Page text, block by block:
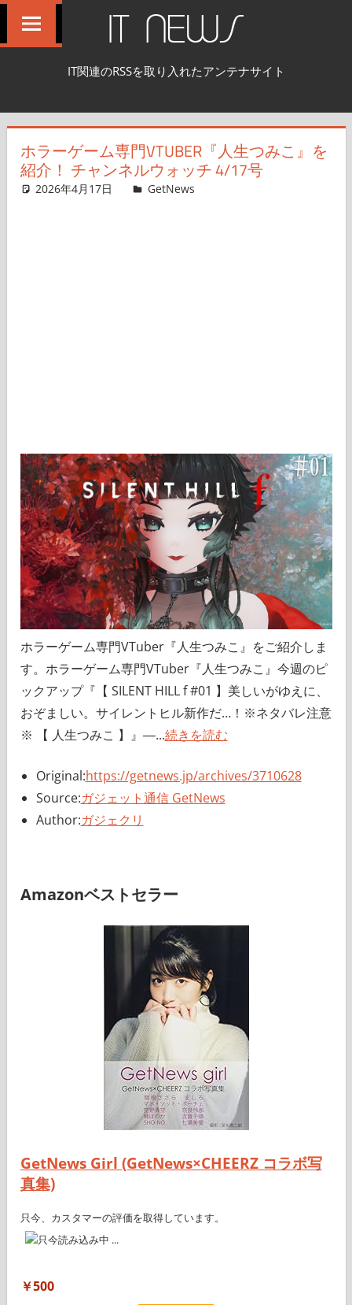
へ
IT NEWS
IT関連のRSSを取り入れたアンテナサイト
ホラーゲーム専門VTUBER『人生つみこ』を
紹介！ チャンネルウォッチ 4/17号
2026年4月17日 ガジェクリ
GetNews
ホラーゲーム専門VTuber『人生つみこ』をご紹介しま
す。ホラーゲーム専門VTuber『人生つみこ』今週のピ
ックアップ『【 SILENT HILL f #01 】美しいがゆえに、
おぞましい。サイレントヒル新作だ…！※ネタバレ注意
※ 【 人生つみこ 】』―...続きを読む
Original:https://getnews.jp/archives/3710628
Source:ガジェット通信 GetNews
Author:ガジェクリ
Amazonベストセラー
GetNews Girl (GetNews×CHEERZ コラボ写
真集)
只今、カスタマーの評価を取得しています。
￥500